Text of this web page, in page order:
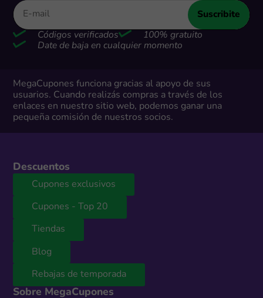
Suscribite
Códigos verificados
100% gratuito
Date de baja en cualquier momento
MegaCupones funciona gracias al apoyo de sus
usuarios. Cuando realizás compras a través de los
enlaces en nuestro sitio web, podemos ganar una
pequeña comisión de nuestros socios.
Descuentos
Cupones exclusivos
Cupones - Top 20
Tiendas
Blog
Rebajas de temporada
Sobre MegaCupones